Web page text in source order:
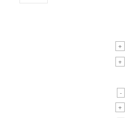
+
+
-
+